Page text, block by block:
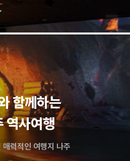
전체
함께하는
역사여행
매력적인 여행지 나주